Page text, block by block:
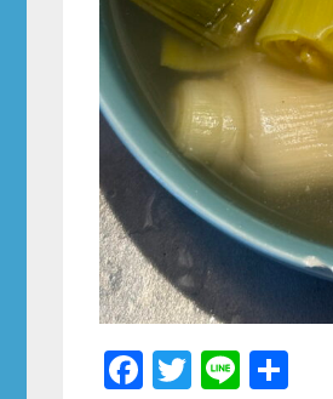
F T Li